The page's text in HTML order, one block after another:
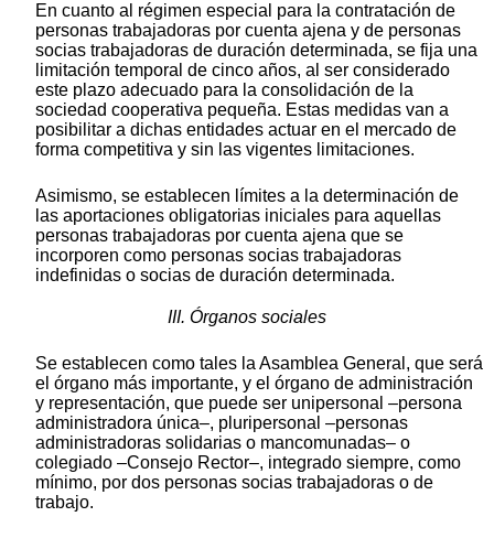
En cuanto al régimen especial para la contratación de
personas trabajadoras por cuenta ajena y de personas
socias trabajadoras de duración determinada, se fija una
limitación temporal de cinco años, al ser considerado
este plazo adecuado para la consolidación de la
sociedad cooperativa pequeña. Estas medidas van a
posibilitar a dichas entidades actuar en el mercado de
forma competitiva y sin las vigentes limitaciones.
Asimismo, se establecen límites a la determinación de
las aportaciones obligatorias iniciales para aquellas
personas trabajadoras por cuenta ajena que se
incorporen como personas socias trabajadoras
indefinidas o socias de duración determinada.
III. Órganos sociales
Se establecen como tales la Asamblea General, que será
el órgano más importante, y el órgano de administración
y representación, que puede ser unipersonal –persona
administradora única–, pluripersonal –personas
administradoras solidarias o mancomunadas– o
colegiado –Consejo Rector–, integrado siempre, como
mínimo, por dos personas socias trabajadoras o de
trabajo.